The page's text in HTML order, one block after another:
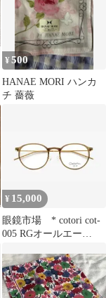
¥500
HANAE MORI ハンカ
チ 薔薇
¥ 15,000
眼鏡市場 * cotori cot-
005 RGオールエー